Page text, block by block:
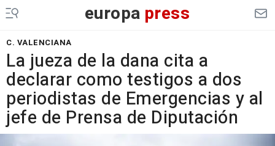
europa press
C. VALENCIANA
La jueza de la dana cita a
declarar como testigos a dos
periodistas de Emergencias y al
jefe de Prensa de Diputación